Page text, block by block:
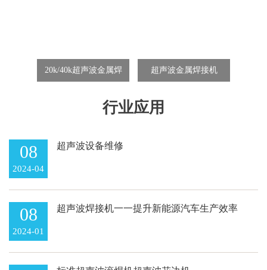
20k/40k超声波金属焊 超声波金属焊接机
行业应用
08
2024-04
超声波设备维修
08
2024-01
超声波焊接机一一提升新能源汽车生产效率